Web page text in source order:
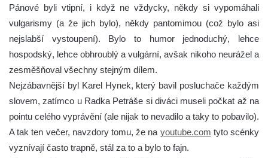
Pánové byli vtipní, i když ne vždycky, někdy si vypomáhali
vulgarismy (a že jich bylo), někdy pantomimou (což bylo asi
nejslabší vystoupení). Bylo to humor jednoduchý, lehce
hospodský, lehce obhroublý a vulgární, avšak nikoho neurážel a
zesměšňoval všechny stejným dílem.
Nejzábavnější byl Karel Hynek, který bavil posluchače každým
slovem, zatímco u Radka Petráše si diváci museli počkat až na
pointu celého vyprávění (ale nijak to nevadilo a taky to pobavilo).
A tak ten večer, navzdory tomu, že na youtube.com tyto scénky
vyznívají často trapně, stál za to a bylo to fajn.